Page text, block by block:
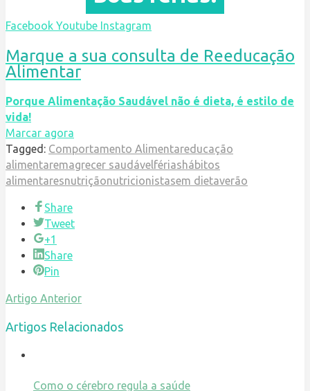
Facebook Youtube Instagram
Marque a sua consulta de Reeducação
Alimentar
Porque Alimentação Saudável não é dieta, é estilo de
vida!
Marcar agora
Tagged: Comportamento Alimentareducação
alimentaremagrecer saudável fériashábitos
alimentaresnutriçãonutricionistasem dietaverão
Share
Tweet
+1
Share
Pin
Artigo Anterior
Artigos Relacionados
Como o cérebro regula a saúde